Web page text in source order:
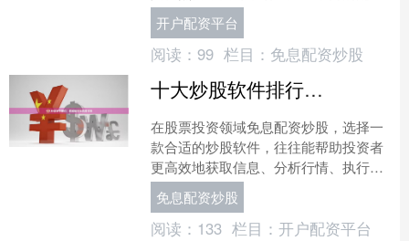
平台开户配资平台，如何选择安全、可
靠的服务商成为关键问题。本....
开户配资平台
阅读： 99 栏目： 免息配资炒股
十大炒股软件排行：权威榜单与实用评测
在股票投资领域免息配资炒股，选择一
款合适的炒股软件，往往能帮助投资者
更高效地获取信息、分析行情、执行交
易。面对市场上琳琅满目的炒股工具，
不少新手甚至老股民都容易....
免息配资炒股
阅读： 133 栏目： 开户配资平台